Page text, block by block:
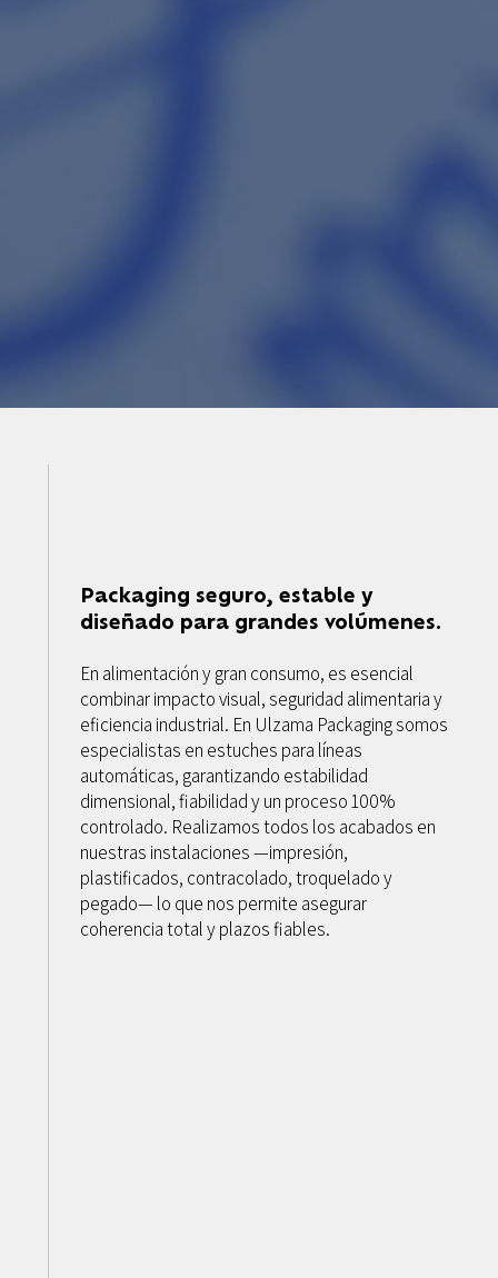
Packaging seguro, estable y
diseñado para grandes volúmenes.
En alimentación y gran consumo, es esencial
combinar impacto visual, seguridad alimentaria y
eficiencia industrial. En Ulzama Packaging somos
especialistas en estuches para líneas
automáticas, garantizando estabilidad
dimensional, fiabilidad y un proceso 100%
controlado. Realizamos todos los acabados en
nuestras instalaciones —impresión,
plastificados, contracolado, troquelado y
pegado— lo que nos permite asegurar
coherencia total y plazos fiables.